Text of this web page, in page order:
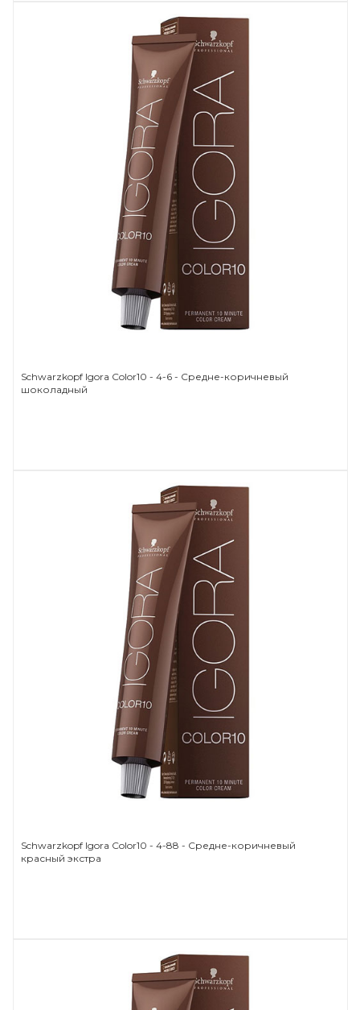
Schwarzkopf Igora Color10 - 4-6 - Средне-коричневый
шоколадный
Schwarzkopf Igora Color10 - 4-88 - Средне-коричневый
красный экстра